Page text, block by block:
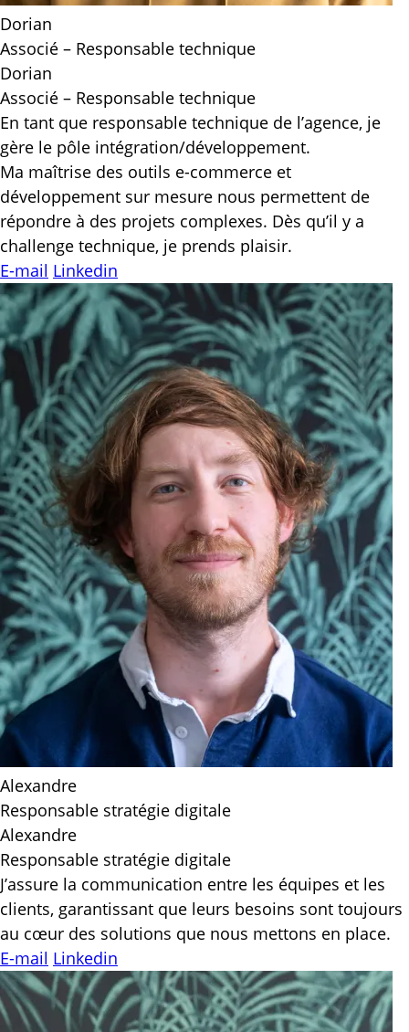
Dorian
Associé – Responsable technique
Dorian
Associé – Responsable technique
En tant que responsable technique de l’agence, je
gère le pôle intégration/développement.
Ma maîtrise des outils e-commerce et
développement sur mesure nous permettent de
répondre à des projets complexes. Dès qu’il y a
challenge technique, je prends plaisir.
E-mail Linkedin
Alexandre
Responsable stratégie digitale
Alexandre
Responsable stratégie digitale
J’assure la communication entre les équipes et les
clients, garantissant que leurs besoins sont toujours
au cœur des solutions que nous mettons en place.
E-mail Linkedin